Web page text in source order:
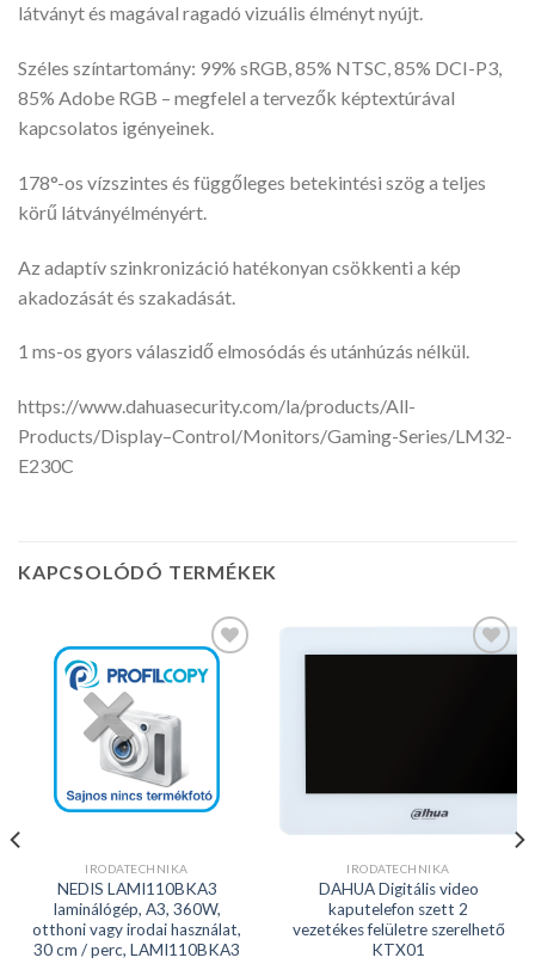
látványt és magával ragadó vizuális élményt nyújt.
Széles színtartomány: 99% sRGB, 85% NTSC, 85% DCI-P3,
85% Adobe RGB – megfelel a tervezők képtextúrával
kapcsolatos igényeinek.
178°-os vízszintes és függőleges betekintési szög a teljes
körű látványélményért.
Az adaptív szinkronizáció hatékonyan csökkenti a kép
akadozását és szakadását.
1 ms-os gyors válaszidő elmosódás és utánhúzás nélkül.
https://www.dahuasecurity.com/la/products/All-
Products/Display–Control/Monitors/Gaming-Series/LM32-
E230C
KAPCSOLÓDÓ TERMÉKEK
Kedvencekhez
IRODATECHNIKA
NEDIS LAMI110BKA3
laminálógép, A3, 360W,
otthoni vagy irodai használat,
30 cm / perc, LAMI110BKA3
IRODATECHNIKA
DAHUA Digitális video
kaputelefon szett 2
vezetékes felületre szerelhető
KTX01